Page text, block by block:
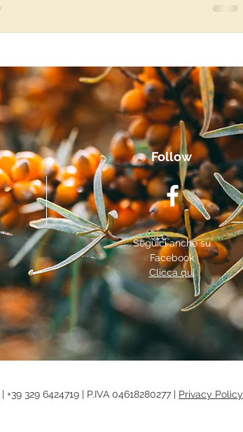
Follow
Seguici anche su
Facebook
Clicca qui
| +39 329 6424719 | P.IVA 04618280277 | Privacy Policy